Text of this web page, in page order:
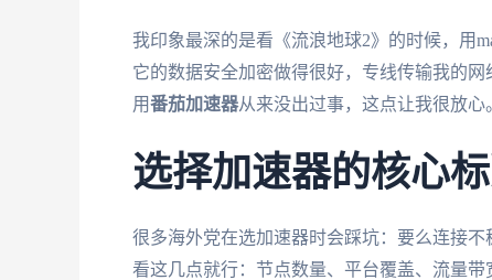
我印象最深的是看《流浪地球2》的时候，用
它的数据安全加密做得很好，专线传输我的
用番茄加速器从来没出过事，这点让我很放心
选择加速器的核心
很多海外党在选加速器时会踩坑：要么连接
看这几点就行：节点数量、平台覆盖、流量